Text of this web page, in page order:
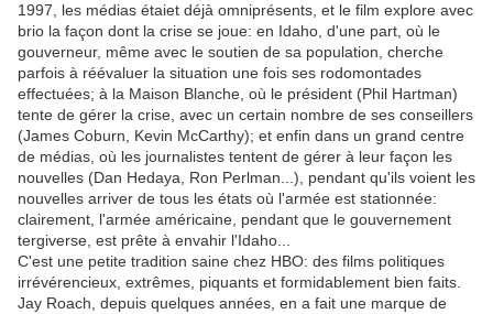
1997, les médias étaiet déjà omniprésents, et le film explore avec
brio la façon dont la crise se joue: en Idaho, d'une part, où le
gouverneur, même avec le soutien de sa population, cherche
parfois à réévaluer la situation une fois ses rodomontades
effectuées; à la Maison Blanche, où le président (Phil Hartman)
tente de gérer la crise, avec un certain nombre de ses conseillers
(James Coburn, Kevin McCarthy); et enfin dans un grand centre
de médias, où les journalistes tentent de gérer à leur façon les
nouvelles (Dan Hedaya, Ron Perlman...), pendant qu'ils voient les
nouvelles arriver de tous les états où l'armée est stationnée:
clairement, l'armée américaine, pendant que le gouvernement
tergiverse, est prête à envahir l'Idaho...
C'est une petite tradition saine chez HBO: des films politiques
irrévérencieux, extrêmes, piquants et formidablement bien faits.
Jay Roach, depuis quelques années, en a fait une marque de